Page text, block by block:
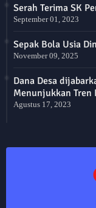
Serah Terima SK
September 01, 2023
Sepak Bola Usia
November 09, 2025
Dana Desa
Menunjukkan Tren
Agustus 17, 2023